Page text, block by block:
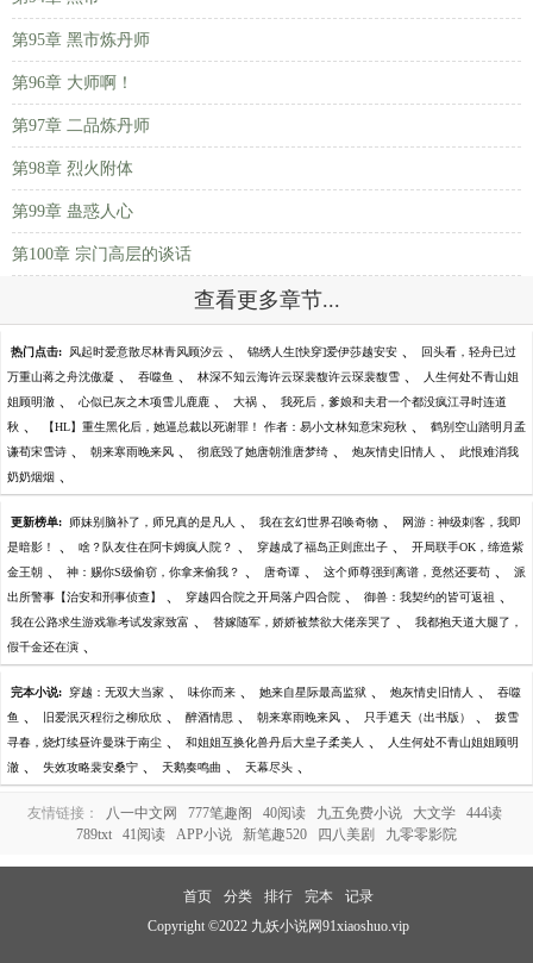
第95章 黑市炼丹师
第96章 大师啊！
第97章 二品炼丹师
第98章 烈火附体
第99章 蛊惑人心
第100章 宗门高层的谈话
查看更多章节...
热门点击: 风起时爱意散尽林青风顾汐云 、 锦绣人生[快穿]爱伊莎越安安 、 回头看，轻舟已过
万重山蒋之舟沈傲凝 、 吞噬鱼 、 林深不知云海许云琛裴馥许云琛裴馥雪 、 人生何处不青山姐
姐顾明澈 、 心似已灰之木项雪儿鹿鹿 、 大祸 、 我死后，爹娘和夫君一个都没疯江寻时连道
秋 、 【HL】重生黑化后，她逼总裁以死谢罪！ 作者：易小文林知意宋宛秋 、 鹤别空山踏明月孟
谦荀宋雪诗 、 朝来寒雨晚来风 、 彻底毁了她唐朝淮唐梦绮 、 炮灰情史旧情人 、 此恨难消我
奶奶烟烟 、
更新榜单: 师妹别脑补了，师兄真的是凡人 、 我在玄幻世界召唤奇物 、 网游：神级刺客，我即
是暗影！ 、 啥？队友住在阿卡姆疯人院？ 、 穿越成了福岛正则庶出子 、 开局联手OK，缔造紫
金王朝 、 神：赐你S级偷窃，你拿来偷我？ 、 唐奇谭 、 这个师尊强到离谱，竟然还要苟 、 派
出所警事【治安和刑事侦查】 、 穿越四合院之开局落户四合院 、 御兽：我契约的皆可返祖 、
我在公路求生游戏靠考试发家致富 、 替嫁随军，娇娇被禁欲大佬亲哭了 、 我都抱天道大腿了，
假千金还在演 、
完本小说: 穿越：无双大当家 、 味你而来 、 她来自星际最高监狱 、 炮灰情史旧情人 、 吞噬
鱼 、 旧爱泯灭程衍之柳欣欣 、 醉酒情思 、 朝来寒雨晚来风 、 只手遮天（出书版） 、 拨雪
寻春，烧灯续昼许曼珠于南尘 、 和姐姐互换化兽丹后大皇子柔美人 、 人生何处不青山姐姐顾明
澈 、 失效攻略裴安桑宁 、 天鹅奏鸣曲 、 天幕尽头 、
友情链接： 八一中文网 777笔趣阁 40阅读 九五免费小说 大文学
444读
789txt
41阅读 APP小说 新笔趣520 四八美剧 九零零影院
首页 分类 排行 完本
记录
Copyright ©2022 九妖小说网91xiaoshuo.vip